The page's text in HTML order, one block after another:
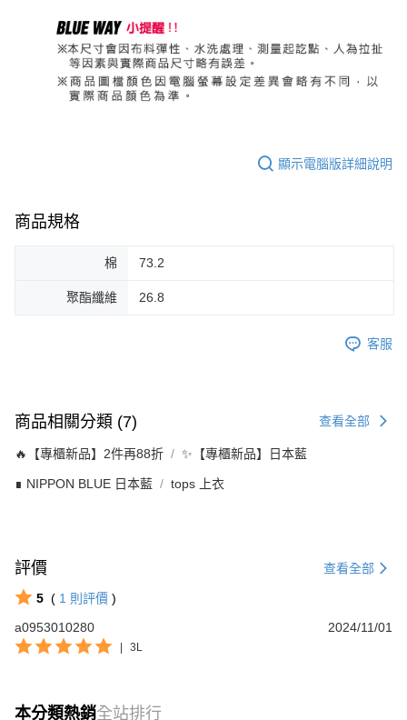
顯示電腦版詳細說明
商品規格
棉 73.2
聚酯纖維 26.8
客服
商品相關分類 (7) 查看全部
🔥【專櫃新品】2件再88折 ✨【專櫃新品】日本藍
∎ NIPPON BLUE 日本藍 tops 上衣
評價 查看全部
5 ( 1 則評價 )
a0953010280
2024/11/01
3L
本分類熱銷全站排行